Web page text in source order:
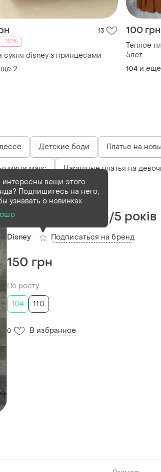
13
-20%
сукня disney з принцесами
2
100 грн
Теплое
5лет
104 и еще
Детские боди Платье на
мини маус Нарядные платья на
Деактивирован 1 шт
Сукня сарафан 4/5 років
Disney
интересны вещи этого
Подпишитесь на него,
узнавать о новинках
Подписаться на бренд
150 грн
По росту
104
110
0 В избранное